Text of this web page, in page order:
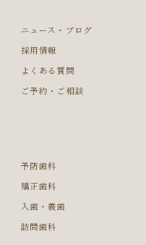
予防歯科
矯正歯科
入歯・義歯
訪問歯科
ニュース・ブログ
採用情報
よくある質問
ご予約・ご相談